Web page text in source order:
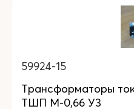
59924-15
Трансформаторы
ТШП М-0,66 У3